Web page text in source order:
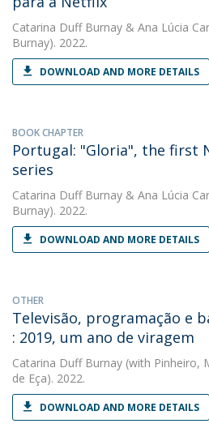
Catarina Duff Burnay & Ana Lúcia
Burnay). 2022.
DOWNLOAD AND MORE DETAILS
BOOK CHAPTER
Portugal: "Gloria", the first
series
Catarina Duff Burnay & Ana Lúcia
Burnay). 2022.
DOWNLOAD AND MORE DETAILS
OTHER
Televisão, programação e
: 2019, um ano de viragem
Catarina Duff Burnay (with Pinheiro,
de Eça). 2022.
DOWNLOAD AND MORE DETAILS